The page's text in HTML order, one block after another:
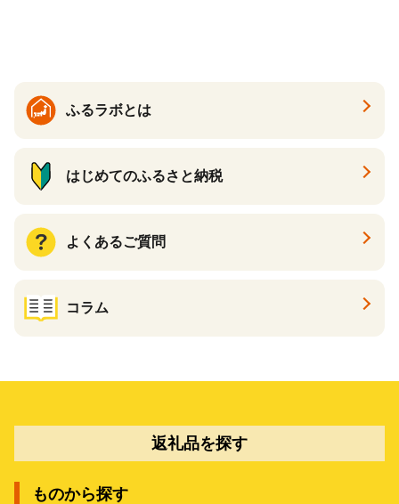
ふるラボとは
はじめてのふるさと納税
よくあるご質問
コラム
返礼品を探す
ものから探す